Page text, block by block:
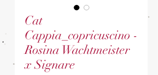
Cat
Cappia_copricuscino -
Rosina Wachtmeister
x Signare